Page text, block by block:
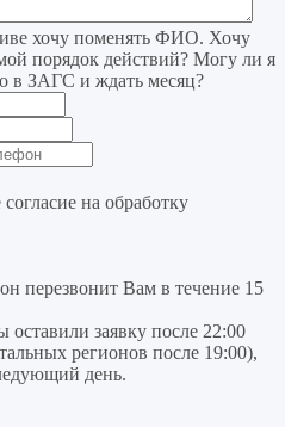
хочу поменять ФИО. Хочу
порядок действий? Могу ли я
в ЗАГС и ждать месяц?
на обработку
перезвонит Вам в течение 15
оставили заявку после 22:00
регионов после 19:00),
день.